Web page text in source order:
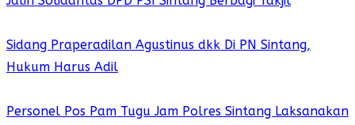
Sidang Praperadilan Agustinus dkk Di PN Sintang,
Hukum Harus Adil
Personel Pos Pam Tugu Jam Polres Sintang Laksanakan